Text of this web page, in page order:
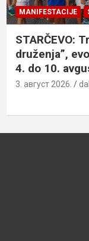
MANIFESTACIJE
STARČEVO:
druženja”,
4. do 10.
3. август 2026.